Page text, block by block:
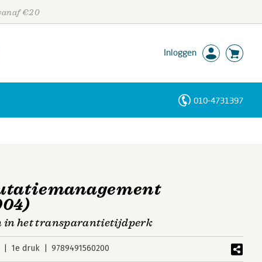
€20
Inloggen
010-4731397
in het transparantietijdperk
1e druk 9789491560200
Personen